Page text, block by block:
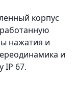
корпус
нажатия и
и
IP 67.